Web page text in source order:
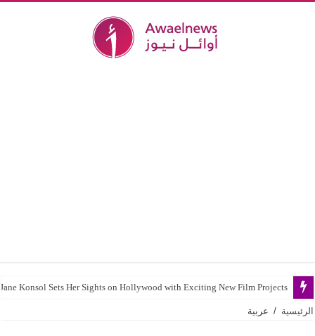
Jane Konsol Sets Her Sights on Hollywood with Exciting New Film Projects
الرئيسية / عربية